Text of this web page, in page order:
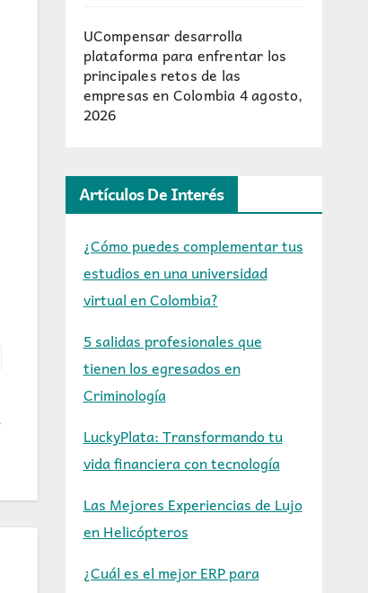
UCompensar desarrolla
plataforma para enfrentar los
principales retos de las
empresas en Colombia4 agosto,
2026
Artículos De Interés
¿Cómo puedes complementar tus
estudios en una universidad
virtual en Colombia?
5 salidas profesionales que
tienen los egresados en
Criminología
LuckyPlata: Transformando tu
vida financiera con tecnología
Las Mejores Experiencias de Lujo
en Helicópteros
¿Cuál es el mejor ERP para